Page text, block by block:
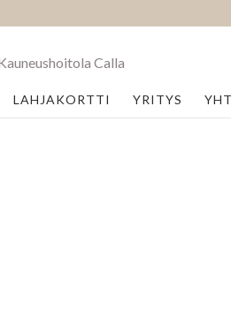
LAHJAKORTTI YRITYS